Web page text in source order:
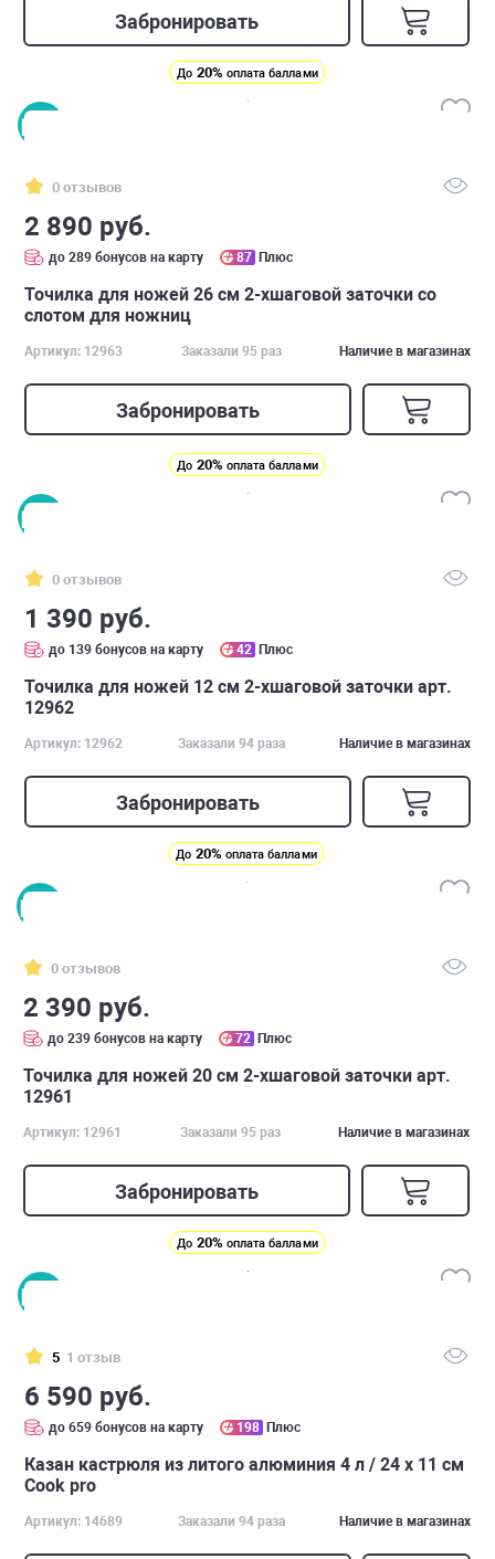
Забронировать
До 20% оплата баллами
0 отзывов
2 890 руб.
до 289 бонусов на карту 87 Плюс
Точилка для ножей 26 см 2-хшаговой заточки со
слотом для ножниц
Артикул: 12963 Заказали 95 раз Наличие в магазинах
Забронировать
До 20% оплата баллами
0 отзывов
1 390 руб.
до 139 бонусов на карту 42 Плюс
Точилка для ножей 12 см 2-хшаговой заточки арт.
12962
Артикул: 12962 Заказали 94 раза Наличие в магазинах
Забронировать
До 20% оплата баллами
0 отзывов
2 390 руб.
до 239 бонусов на карту 72 Плюс
Точилка для ножей 20 см 2-хшаговой заточки арт.
12961
Артикул: 12961 Заказали 95 раз Наличие в магазинах
Забронировать
До 20% оплата баллами
5 1 отзыв
6 590 руб.
до 659 бонусов на карту 198 Плюс
Казан кастрюля из литого алюминия 4 л / 24 х 11 см
Cook pro
Артикул: 14689 Заказали 94 раза Наличие в магазинах